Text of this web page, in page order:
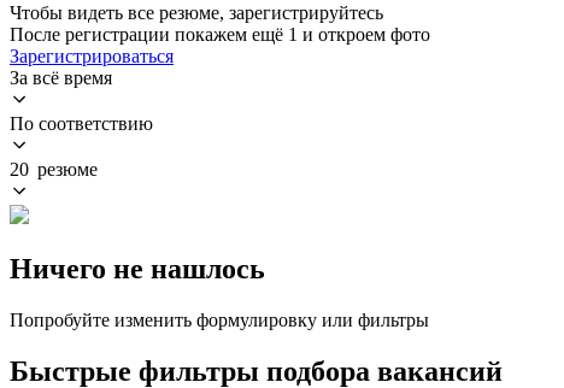
Чтобы видеть все резюме, зарегистрируйтесь
После регистрации покажем ещё 1 и откроем фото
Зарегистрироваться
За всё время
По соответствию
20 резюме
Ничего не нашлось
Попробуйте изменить формулировку или фильтры
Быстрые фильтры подбора вакансий